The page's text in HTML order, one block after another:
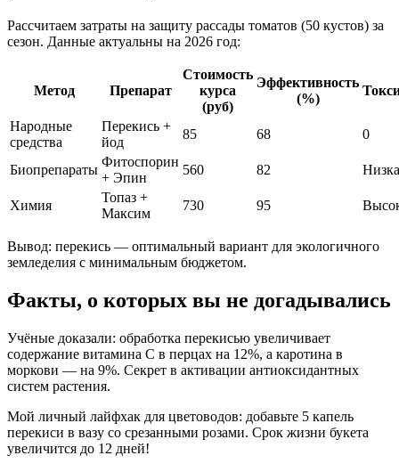
Рассчитаем затраты на защиту рассады томатов (50 кустов) за
сезон. Данные актуальны на 2026 год:
Метод Препарат
Стоимость
курса
(руб)
Эффективность
(%)
Народные
средства
Перекись +
йод
85 68 0
Биопрепараты
Фитоспорин
+ Эпин
560 82
Химия
Топаз +
Максим
730 95
Вывод: перекись — оптимальный вариант для экологичного
земледелия с минимальным бюджетом.
Факты, о которых вы не догадывались
Учёные доказали: обработка перекисью увеличивает
содержание витамина С в перцах на 12%, а каротина в
моркови — на 9%. Секрет в активации антиоксидантных
систем растения.
Мой личный лайфхак для цветоводов: добавьте 5 капель
перекиси в вазу со срезанными розами. Срок жизни букета
увеличится до 12 дней!